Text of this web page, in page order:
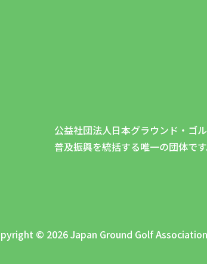
公益社団法人日本グラウンド・ゴ
普及振興を統括する唯一の団体です
© 2026 Japan Ground Golf